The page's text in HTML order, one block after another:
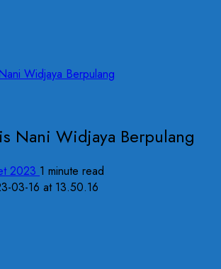
Widjaya Berpulang
Nani Widjaya Berpulang
2023 1 minute read